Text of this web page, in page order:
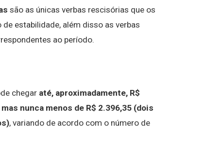
são as únicas verbas rescisórias que os
estabilidade, além disso as verbas
ao período.
chegar até, aproximadamente, R$
nunca menos de R$ 2.396,35 (dois
, variando de acordo com o número de